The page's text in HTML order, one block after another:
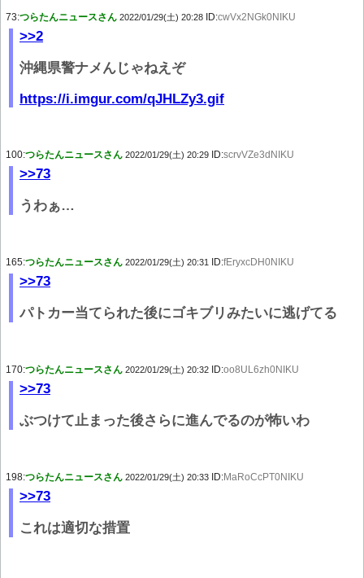
73:つらたんニュースさん 2022/01/29(土) 20:28 ID:cwVx2NGk0NIKU
>>2
沖縄県警ナメんじゃねえぞ
https://i.imgur.com/qJHLZy3.gif
100:つらたんニュースさん 2022/01/29(土) 20:29 ID:scrvVZe3dNIKU
>>73
うわぁ…
165:つらたんニュースさん 2022/01/29(土) 20:31 ID:fEryxcDH0NIKU
>>73
パトカー当てられた後にゴキブリみたいに逃げてる
170:つらたんニュースさん 2022/01/29(土) 20:32 ID:oo8UL6zh0NIKU
>>73
ぶつけて止まった後さらに進んでるのが怖いわ
198:つらたんニュースさん 2022/01/29(土) 20:33 ID:MaRoCcPT0NIKU
>>73
これは適切な措置